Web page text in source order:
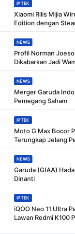
IPTEK
Xiaomi Rilis Mijia
Edition dengan
NEWS
Profil Norman
Dikabarkan Jadi
NEWS
Merger Garuda
Pemegang Saham
IPTEK
Moto G Max Bocor
Terungkap Jelang
NEWS
Garuda (GIAA)
Dinanti
IPTEK
iQOO Neo 11 Ultra
Lawan Redmi K100